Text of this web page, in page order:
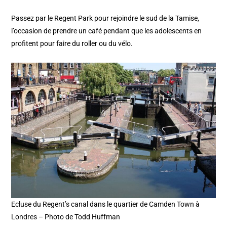
Passez par le Regent Park pour rejoindre le sud de la Tamise,
l’occasion de prendre un café pendant que les adolescents en
profitent pour faire du roller ou du vélo.
Ecluse du Regent’s canal dans le quartier de Camden Town à
Londres – Photo de Todd Huffman